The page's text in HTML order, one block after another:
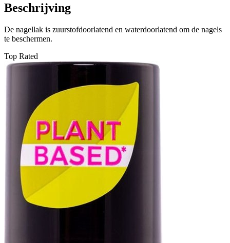
Beschrijving
De nagellak is zuurstofdoorlatend en waterdoorlatend om de nagels
te beschermen.
Top Rated